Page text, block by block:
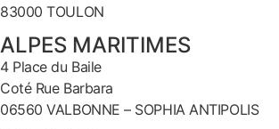
83000 TOULON
ALPES MARITIMES
4 Place du Baile
Coté Rue Barbara
06560 VALBONNE – SOPHIA ANTIPOLIS